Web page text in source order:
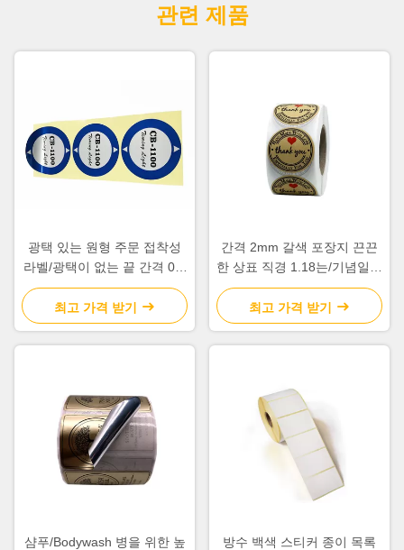
관련 제품
광택 있는 원형 주문 접착성
라벨/광택이 없는 끝 간격 0.2
- 0.3mm
최고 가격 받기
간격 2mm 갈색 포장지 끈끈
한 상표 직경 1.18는/기념일을
위해 Wedding 조금씩 움직입
니다
최고 가격 받기
샴푸/Bodywash 병을 위한 높
방수 백색 스티커 종이 목록